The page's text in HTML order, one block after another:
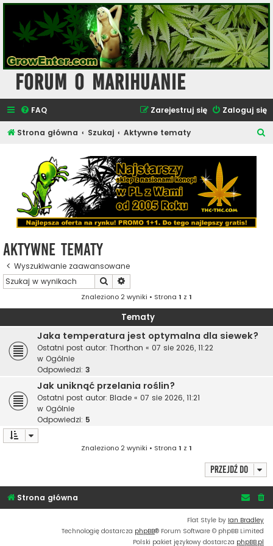
Forum o Marihuanie
FAQ Zaloguj się
Zarejestruj się
Strona główna Szukaj Aktywne tematy
Aktywne tematy
Wyszukiwanie zaawansowane
Szukaj
Znaleziono 2 wyniki • Strona 1 z 1
Tematy
Jaka temperatura jest optymalna dla siewek?
Ostatni post autor: Thorthon « 07 sie 2026, 11:22
w Ogólnie
Odpowiedzi: 3
Jak uniknąć przelania roślin?
Ostatni post autor: Blade « 07 sie 2026, 11:21
w Ogólnie
Odpowiedzi: 5
Znaleziono 2 wyniki • Strona 1 z 1
Przejdź do
Strona główna
Flat Style by Ian Bradley
Technologię dostarcza phpBB® Forum Software © phpBB Limited
Polski pakiet językowy dostarcza phpBB.pl